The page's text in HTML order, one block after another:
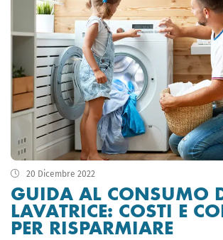
20 Dicembre 2022
GUIDA AL CONSUMO
LAVATRICE: COSTI E
PER RISPARMIARE